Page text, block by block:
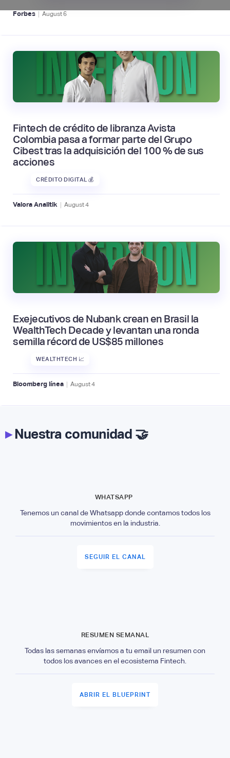
Forbes | August6
Fintech de crédito de libranza Avista
Colombia pasa a formar parte del Grupo
Cibest tras la adquisición del 100 % de sus
acciones
CRÉDITO DIGITAL 💰
Valora Analitik | August4
Exejecutivos de Nubank crean en Brasil la
WealthTech Decade y levantan una ronda
semilla récord de US$85 millones
WEALTHTECH 📈
Bloomberg línea | August4
▸Nuestra comunidad 🤝
WHATSAPP
Tenemos un canal de Whatsapp donde contamos todos los
movimientos en la industria.
SEGUIR EL CANAL
RESUMEN SEMANAL
Todas las semanas envíamos a tu email un resumen con
todos los avances en el ecosistema Fintech.
ABRIR EL BLUEPRINT